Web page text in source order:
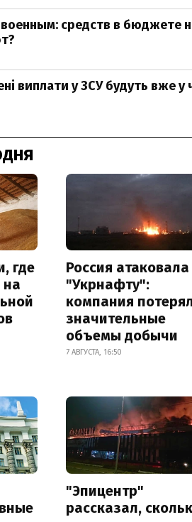
средств в бюджете
виплати у ЗСУ будуть вже у
где
на
Россия атаковала
"Укрнафту":
компания
значительные
объемы добычи
7 АВГУСТА, 16:50
"Эпицентр"
рассказал,